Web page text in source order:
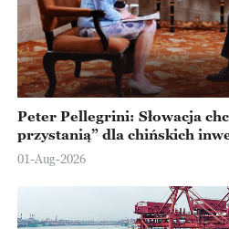
Peter Pellegrini: Słowacja
przystanią” dla chińskich
Europejskiej
01-Aug-2026